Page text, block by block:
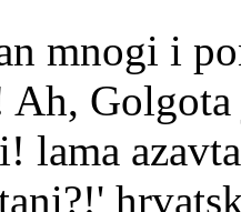
mnogi i
Golgota
lama